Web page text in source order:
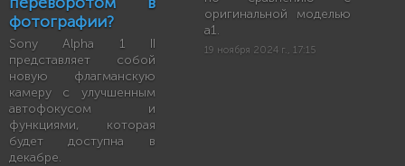
фотографии?
Sony Alpha 1 II
представляет собой
новую флагманскую
камеру с улучшенным
автофокусом и
функциями, которая
будет доступна в
декабре.
оригинальной моделью
a1.
19 ноября 2024 г., 17:15